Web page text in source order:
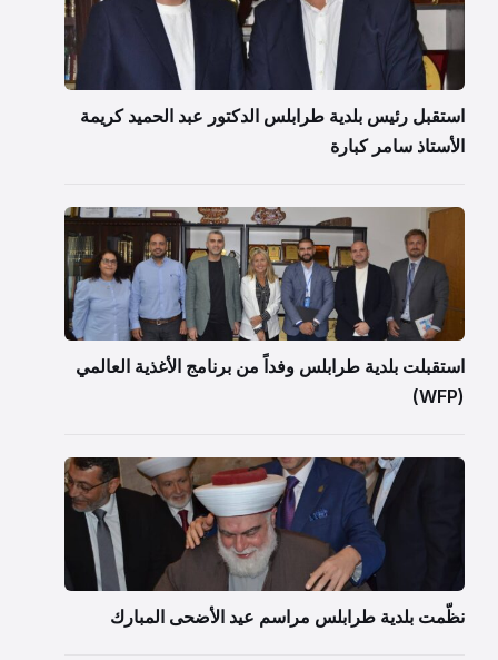
استقبل رئيس بلدية طرابلس الدكتور عبد الحميد كريمة
الأستاذ سامر كبارة
استقبلت بلدية طرابلس وفداً من برنامج الأغذية العالمي
(WFP)
نظّمت بلدية طرابلس مراسم عيد الأضحى المبارك